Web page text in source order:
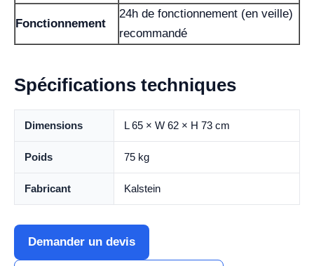
Fonctionnement
24h de fonctionnement (en veille)
recommandé
Spécifications techniques
Dimensions L 65 × W 62 × H 73 cm
Poids 75 kg
Fabricant Kalstein
Demander un devis